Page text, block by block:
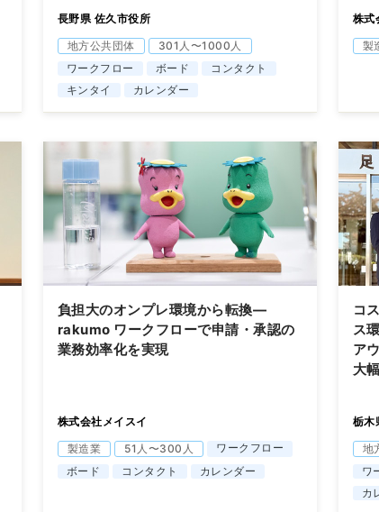
長野県 佐久市役所
地方公共団体
301人〜1000人
ワークフロー
ボード
コンタクト
キンタイ
カレンダー
株式
製
負担大のオンプレ環境から転換―
rakumo ワークフローで申請・承認の
業務効率化を実現
株式会社メイスイ
製造業
51人〜300人
ワークフロー
ボード
コンタクト カレンダー
コ
ス
ア
大
栃木
地
ワ
カ